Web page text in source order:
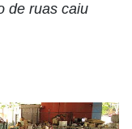
de ruas caiu